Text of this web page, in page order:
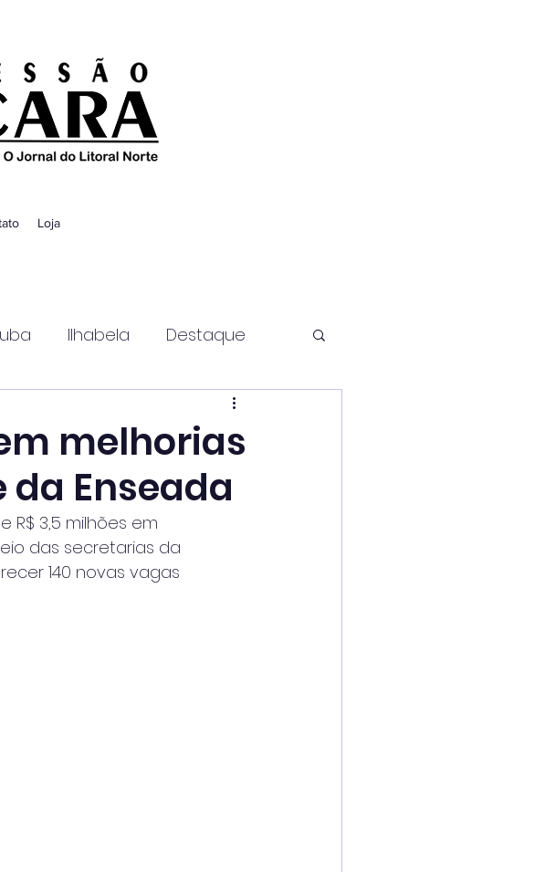
Loja
Ilhabela Destaque
melhorias
Enseada
R$ 3,5 milhões em
das secretarias da
140 novas vagas